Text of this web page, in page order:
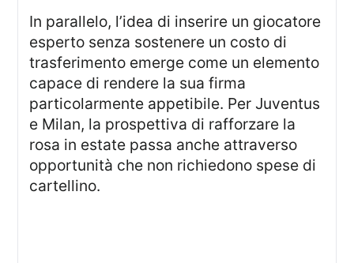
In parallelo, l’idea di inserire un giocatore
esperto senza sostenere un costo di
trasferimento emerge come un elemento
capace di rendere la sua firma
particolarmente appetibile. Per Juventus
e Milan, la prospettiva di rafforzare la
rosa in estate passa anche attraverso
opportunità che non richiedono spese di
cartellino.